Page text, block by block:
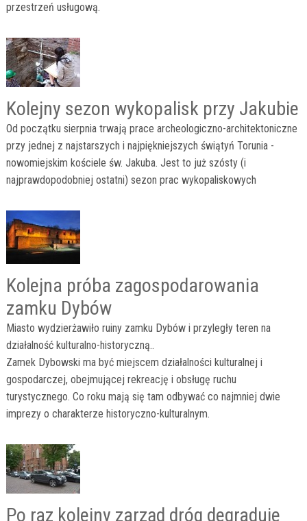
przestrzeń usługową.
Kolejny sezon wykopalisk przy Jakubie
Od początku sierpnia trwają prace archeologiczno-architektoniczne
przy jednej z najstarszych i najpiękniejszych świątyń Torunia -
nowomiejskim kościele św. Jakuba. Jest to już szósty (i
najprawdopodobniej ostatni) sezon prac wykopaliskowych
Kolejna próba zagospodarowania
zamku Dybów
Miasto wydzierżawiło ruiny zamku Dybów i przyległy teren na
działalność kulturalno-historyczną..
Zamek Dybowski ma być miejscem działalności kulturalnej i
gospodarczej, obejmującej rekreację i obsługę ruchu
turystycznego. Co roku mają się tam odbywać co najmniej dwie
imprezy o charakterze historyczno-kulturalnym.
Po raz kolejny zarząd dróg degraduje